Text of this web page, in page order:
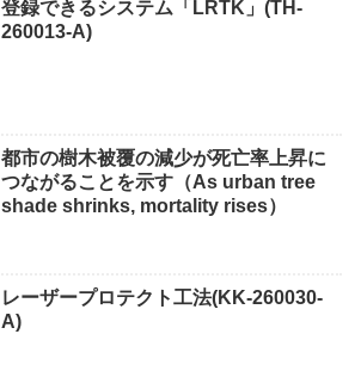
登録できるシステム「LRTK」(TH-
260013-A)
都市の樹木被覆の減少が死亡率上昇に
つながることを示す（As urban tree
shade shrinks, mortality rises）
レーザープロテクト⼯法(KK-260030-
A)